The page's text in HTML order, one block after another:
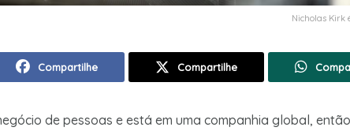
Nicholas Kirk
Compartilhe Compartilhe
de pessoas e está em uma companhia global,